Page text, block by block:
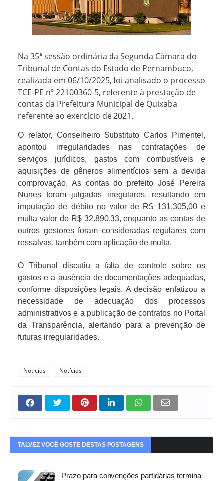
Na 35ª sessão ordinária da Segunda Câmara do
Tribunal de Contas do Estado de Pernambuco,
realizada em 06/10/2025, foi analisado o processo
TCE-PE nº 22100360-5, referente à prestação de
contas da Prefeitura Municipal de Quixaba
referente ao exercício de 2021.
O relator, Conselheiro Substituto Carlos Pimentel,
apontou irregularidades nas contratações de
serviços jurídicos, gastos com combustíveis e
aquisições de gêneros alimentícios sem a devida
comprovação. As contas do prefeito José Pereira
Nunes foram julgadas irregulares, resultando em
imputação de débito no valor de R$ 131.305,00 e
multa valor de R$ 32.890,33, enquanto as contas de
outros gestores foram consideradas regulares com
ressalvas, também com aplicação de multa.
O Tribunal discutiu a falta de controle sobre os
gastos e a ausência de documentações adequadas,
conforme disposições legais. A decisão enfatizou a
necessidade de adequação dos processos
administrativos e a publicação de contratos no Portal
da Transparência, alertando para a prevenção de
futuras irregularidades.
Noticias Notícias
TALVEZ VOCÊ GOSTE DESTAS POSTAGENS
Prazo para convenções partidárias termina